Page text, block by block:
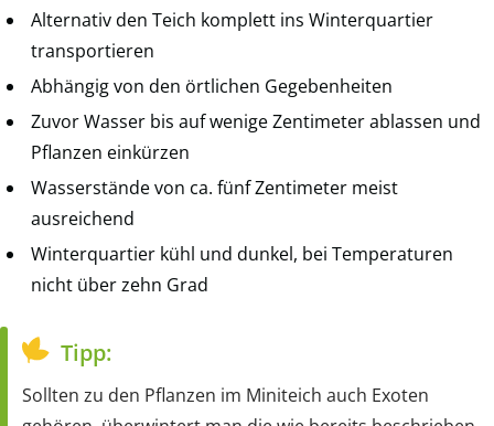
Alternativ den Teich komplett ins Winterquartier
transportieren
Abhängig von den örtlichen Gegebenheiten
Zuvor Wasser bis auf wenige Zentimeter ablassen und
Pflanzen einkürzen
Wasserstände von ca. fünf Zentimeter meist
ausreichend
Winterquartier kühl und dunkel, bei Temperaturen
nicht über zehn Grad
Tipp:
Sollten zu den Pflanzen im Miniteich auch Exoten